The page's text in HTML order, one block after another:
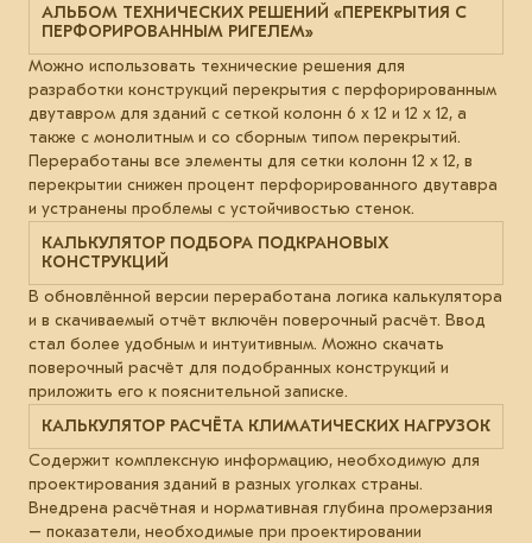
АЛЬБОМ ТЕХНИЧЕСКИХ РЕШЕНИЙ «ПЕРЕКРЫТИЯ С
ПЕРФОРИРОВАННЫМ РИГЕЛЕМ»
Можно использовать технические решения для
разработки конструкций перекрытия с перфорированным
двутавром для зданий с сеткой колонн 6 х 12 и 12 х 12, а
также с монолитным и со сборным типом перекрытий.
Переработаны все элементы для сетки колонн 12 х 12, в
перекрытии снижен процент перфорированного двутавра
и устранены проблемы с устойчивостью стенок.
КАЛЬКУЛЯТОР ПОДБОРА ПОДКРАНОВЫХ
КОНСТРУКЦИЙ
В обновлённой версии переработана логика калькулятора
и в скачиваемый отчёт включён поверочный расчёт. Ввод
стал более удобным и интуитивным. Можно скачать
поверочный расчёт для подобранных конструкций и
приложить его к пояснительной записке.
КАЛЬКУЛЯТОР РАСЧЁТА КЛИМАТИЧЕСКИХ НАГРУЗОК
Содержит комплексную информацию, необходимую для
проектирования зданий в разных уголках страны.
Внедрена расчётная и нормативная глубина промерзания
– показатели, необходимые при проектировании